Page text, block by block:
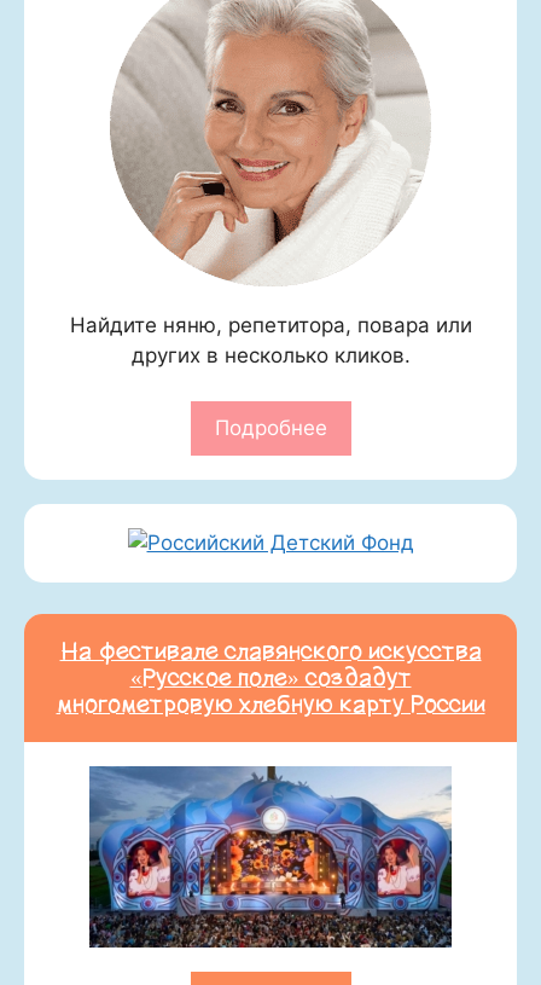
Найдите няню, репетитора, повара или
других в несколько кликов.
Подробнее
На фестивале славянского искусства
«Русское поле» создадут
многометровую хлебную карту России